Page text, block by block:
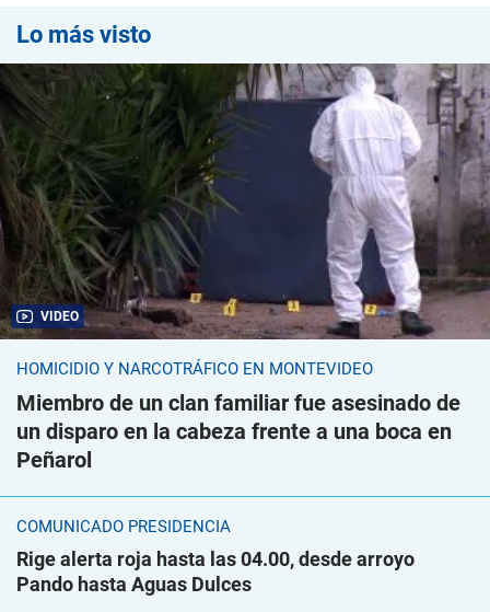
Lo más visto
VIDEO
HOMICIDIO Y NARCOTRÁFICO EN MONTEVIDEO
Miembro de un clan familiar fue asesinado de
un disparo en la cabeza frente a una boca en
Peñarol
COMUNICADO PRESIDENCIA
Rige alerta roja hasta las 04.00, desde arroyo
Pando hasta Aguas Dulces